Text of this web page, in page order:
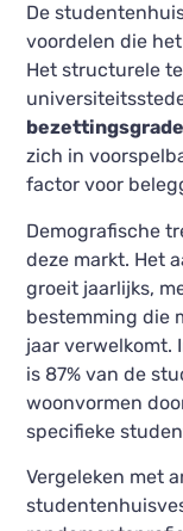
De
voordelen die
Het structurele
zich in
factor voor
Demografische
deze markt. Het
groeit jaarlijks,
bestemming die
jaar verwelkomt.
is 87% van de
woonvormen
specifieke
Vergeleken met